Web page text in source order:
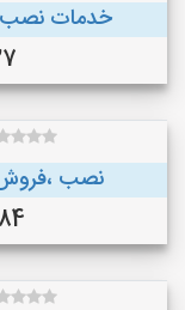
خدمات نصب
نصب ،فروش